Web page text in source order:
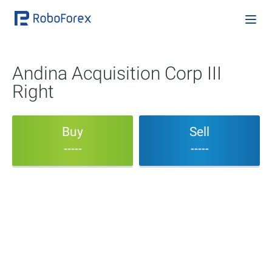
Andina Acquisition Corp III
Right
Buy
-----
Sell
-----